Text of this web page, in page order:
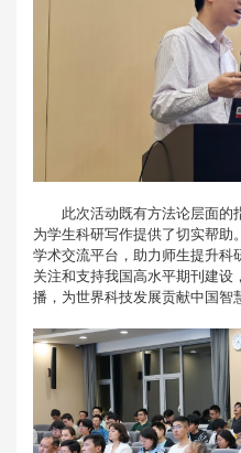
此次活动既有方法论层面的
为学生科研写作提供了切实帮助
学术交流平台，助力师生提升科
关注和支持我国高水平期刊建
播，为世界科技发展贡献中国智